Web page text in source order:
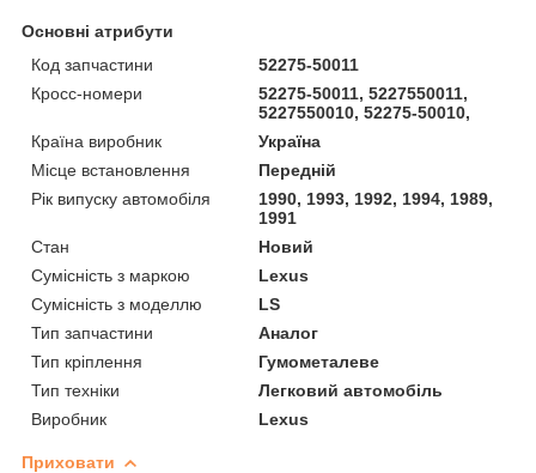
Основні атрибути
Код запчастини
52275-50011
Кросс-номери
52275-50011, 5227550011,
5227550010, 52275-50010,
Країна виробник
Україна
Місце встановлення
Передній
Рік випуску автомобіля
1990, 1993, 1992, 1994, 1989,
1991
Стан
Новий
Сумісність з маркою
Lexus
Сумісність з моделлю
LS
Тип запчастини
Аналог
Тип кріплення
Гумометалеве
Тип техніки
Легковий автомобіль
Виробник
Lexus
Приховати